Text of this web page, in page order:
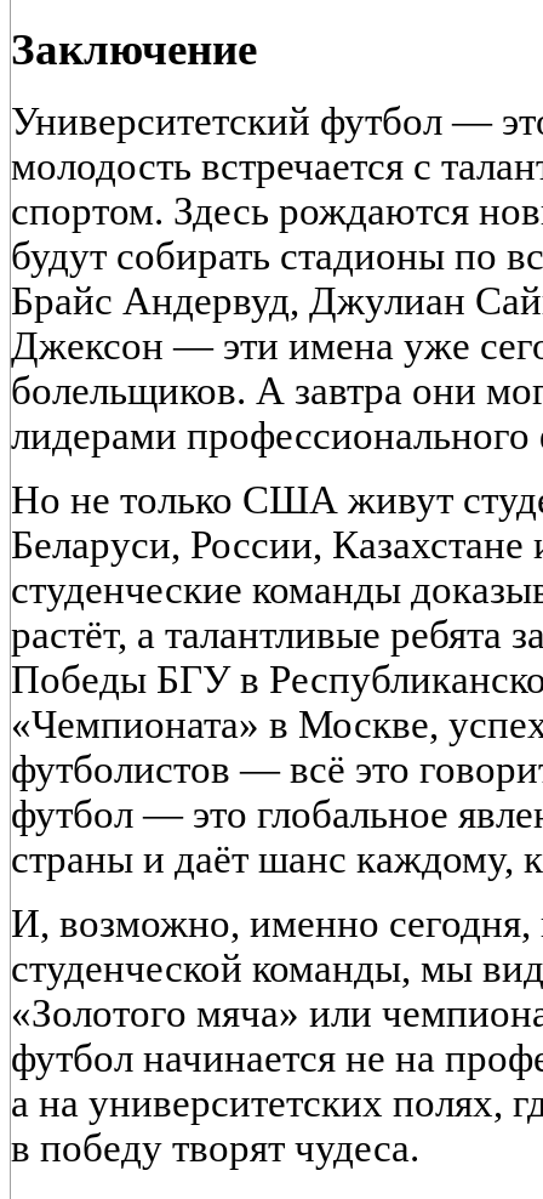
Заключение
Университетский футбол —
молодость встречается с
спортом. Здесь рождаются
будут собирать стадионы по
Брайс Андервуд, Джулиан
Джексон — эти имена уже
болельщиков. А завтра они
лидерами профессионального
Но не только США живут
Беларуси, России, Казахстане
студенческие команды
растёт, а талантливые ребята
Победы БГУ в
«Чемпионата» в Москве,
футболистов — всё это
футбол — это глобальное
страны и даёт шанс каждому,
И, возможно, именно сегодня,
студенческой команды, мы
«Золотого мяча» или
футбол начинается не на
а на университетских полях,
в победу творят чудеса.